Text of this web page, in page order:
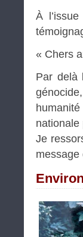
À
« Chers
Par delà
nationale
Je